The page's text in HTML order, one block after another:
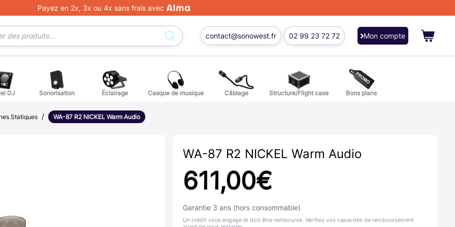
Payez en 2x, 3x ou 4x sans frais avec
contact@sonowest.fr 02 99 23 72 72 Mon compte
voix
DJ
DJ
Sonorisation Éclairage Casque de musique Câblage Structure/Flight case Bons plans
Statiques / WA-87 R2 NICKEL Warm Audio
WA-87 R2 NICKEL Warm Audio
611,00€
Garantie 3 ans (hors consommable)
Un crédit vous engage et doit être remboursé. Vérifiez vos capacités de remboursement